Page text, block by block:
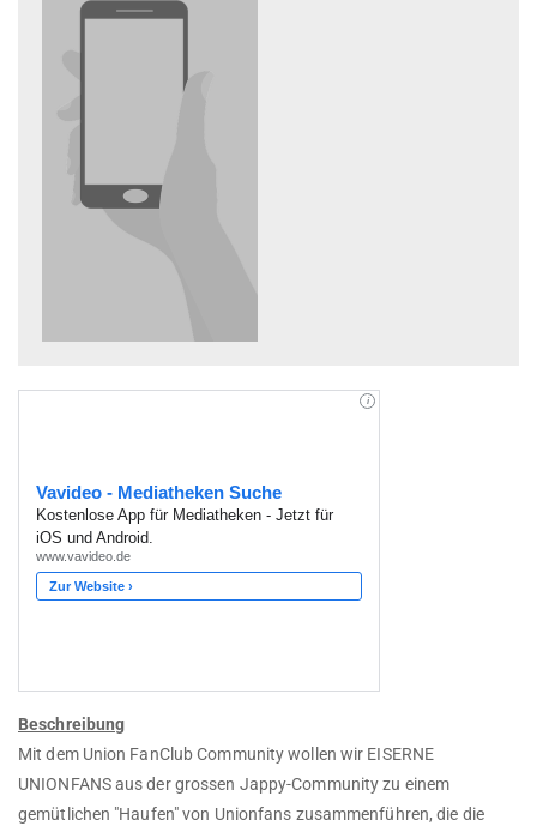
Beschreibung
Mit dem Union FanClub Community wollen wir EISERNE
UNIONFANS aus der grossen Jappy-Community zu einem
gemütlichen "Haufen" von Unionfans zusammenführen, die die